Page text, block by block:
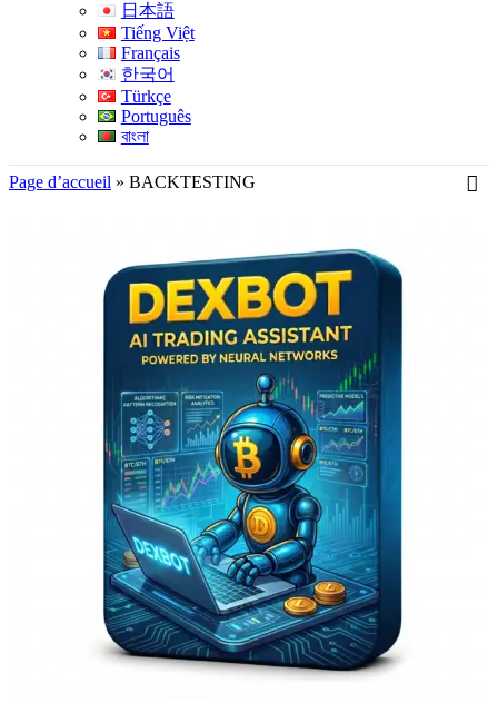
日本語
Tiếng Việt
Français
한국어
Türkçe
Português
বাংলা
Page d’accueil » BACKTESTING